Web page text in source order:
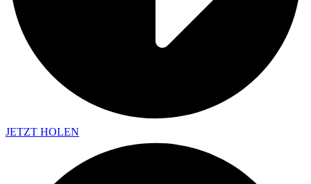
JETZT HOLEN